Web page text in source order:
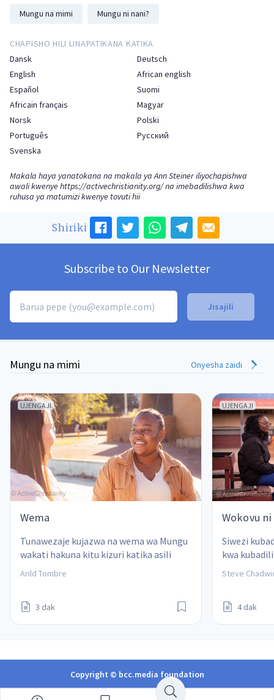
Mungu na mimi
Mungu ni nani?
CHAPISHO HILI LINAPATIKANA KATIKA
Dansk
Deutsch
English
African english
Español
Suomi
Africain français
Magyar
Norsk
Polski
Português
Русский
Svenska
Makala haya yanatokana na makala ya Ann Steiner iliyochapishwa
awali kwenyehttps://activechristianity.org/na imebadilishwa kwa
ruhusa ya matumizi kwenye tovuti hii
Shiriki
Subscribe to Our Newsletter
Mungu na mimi Onyesha zaidi
UJENGAJI
Wema
Tunawezaje kujazwa na wema wa Mungu
wakati hakuna kitu kizuri katika asili
yetu ya kibinadamu yenye dhambi?  Arild
Arild Tombre
3 dak
UJENGAJI
Wokovu
Siwezi
kwa
kwa nje au
Steve
4 dak
Copyright © bcc.media foundation